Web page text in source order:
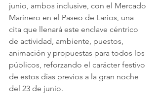
junio, ambos inclusive, con el Mercado
Marinero en el Paseo de Larios, una
cita que llenará este enclave céntrico
de actividad, ambiente, puestos,
animación y propuestas para todos los
públicos, reforzando el carácter festivo
de estos días previos a la gran noche
del 23 de junio.